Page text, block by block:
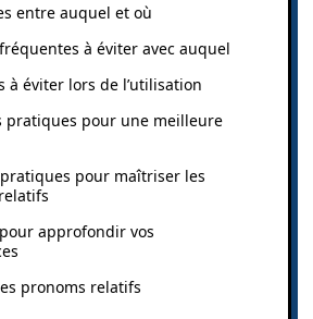
entre auquel et où
à éviter avec auquel
à éviter lors de l’utilisation
pratiques pour une meilleure
pratiques pour maîtriser les
approfondir vos
pronoms relatifs